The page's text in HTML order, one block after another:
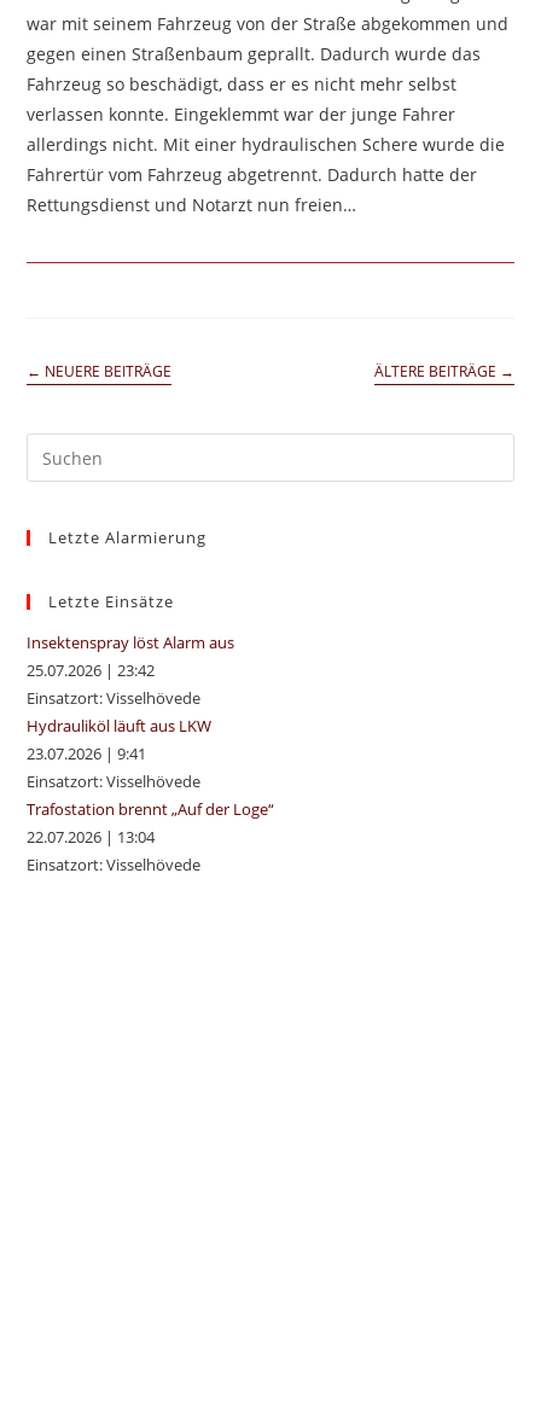
war mit seinem Fahrzeug von der Straße abgekommen und
gegen einen Straßenbaum geprallt. Dadurch wurde das
Fahrzeug so beschädigt, dass er es nicht mehr selbst
verlassen konnte. Eingeklemmt war der junge Fahrer
allerdings nicht. Mit einer hydraulischen Schere wurde die
Fahrertür vom Fahrzeug abgetrennt. Dadurch hatte der
Rettungsdienst und Notarzt nun freien…
← NEUERE BEITRÄGE ÄLTERE BEITRÄGE →
Letzte Alarmierung
Letzte Einsätze
Insektenspray löst Alarm aus
25.07.2026 |23:42
Einsatzort: Visselhövede
Hydrauliköl läuft aus LKW
23.07.2026 |9:41
Einsatzort: Visselhövede
Trafostation brennt „Auf der Loge“
22.07.2026 | 13:04
Einsatzort: Visselhövede